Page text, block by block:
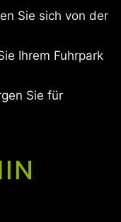
Sie sich von der
Ihrem Fuhrpark
Sie für